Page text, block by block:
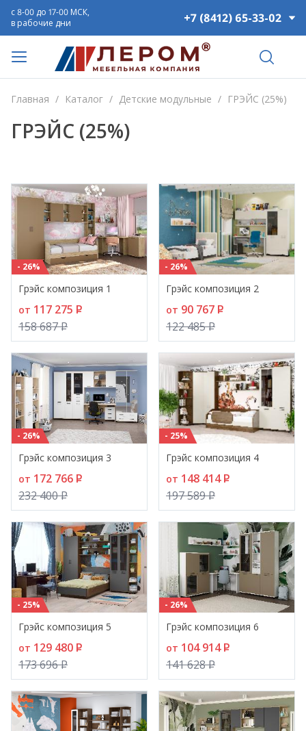
+7 (8412) 65-33-02
с 8-00 до 17-00 МСК,
в рабочие дни
Главная / Каталог / Детские модульные / ГРЭЙС (25%)
ГРЭЙС (25%)
- 26%
Грэйс композиция 1
от 117 275 P
158 687P
- 26%
Грэйс композиция 2
от 90 767 P
122 485P
- 26%
Грэйс композиция 3
от 172 766 P
232 400P
- 25%
Грэйс композиция 4
от 148 414P
197 589P
- 25%
Грэйс композиция 5
от 129 480 P
173 696P
- 26%
Грэйс композиция 6
от 104 914P
141 628P